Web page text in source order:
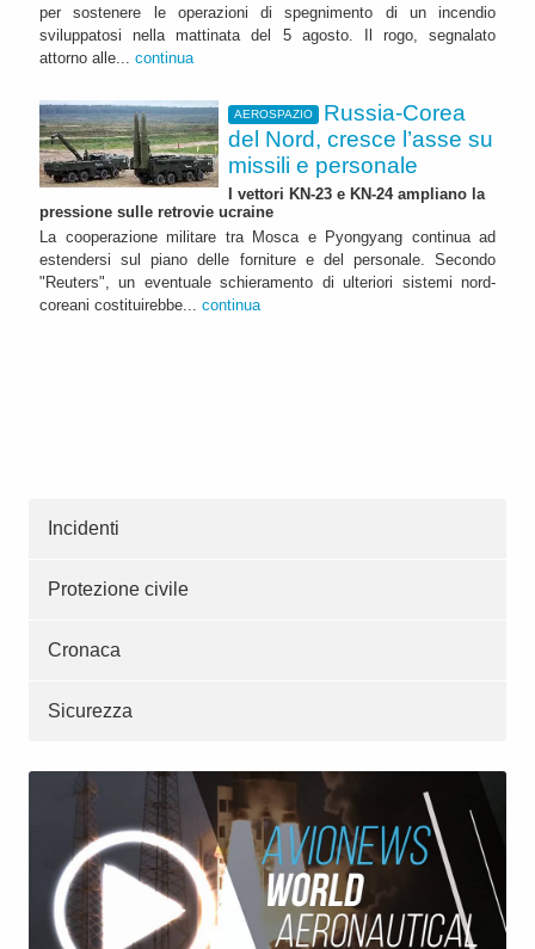
per sostenere le operazioni di spegnimento di un incendio
sviluppatosi nella mattinata del 5 agosto. Il rogo, segnalato
attorno alle... continua
AEROSPAZIO
Russia-Corea
del Nord, cresce l’asse su
missili e personale
I vettori KN-23 e KN-24 ampliano la
pressione sulle retrovie ucraine
La cooperazione militare tra Mosca e Pyongyang continua ad
estendersi sul piano delle forniture e del personale. Secondo
"Reuters", un eventuale schieramento di ulteriori sistemi nord-
coreani costituirebbe... continua
Incidenti
Protezione civile
Cronaca
Sicurezza